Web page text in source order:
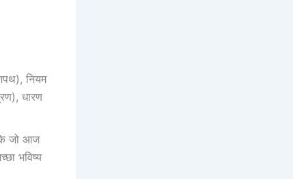
नियम
धारण
जो आज
भविष्य